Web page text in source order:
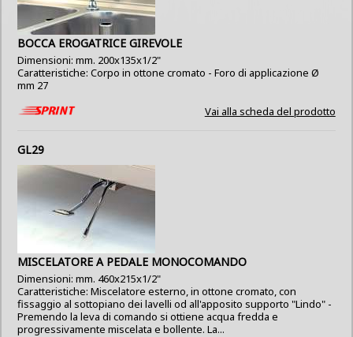
BOCCA EROGATRICE GIREVOLE
Dimensioni: mm. 200x135x1/2"
Caratteristiche: Corpo in ottone cromato - Foro di applicazione Ø
mm 27
Vai alla scheda del prodotto
GL29
MISCELATORE A PEDALE MONOCOMANDO
Dimensioni: mm. 460x215x1/2"
Caratteristiche: Miscelatore esterno, in ottone cromato, con
fissaggio al sottopiano dei lavelli od all'apposito supporto "Lindo" -
Premendo la leva di comando si ottiene acqua fredda e
progressivamente miscelata e bollente. La...